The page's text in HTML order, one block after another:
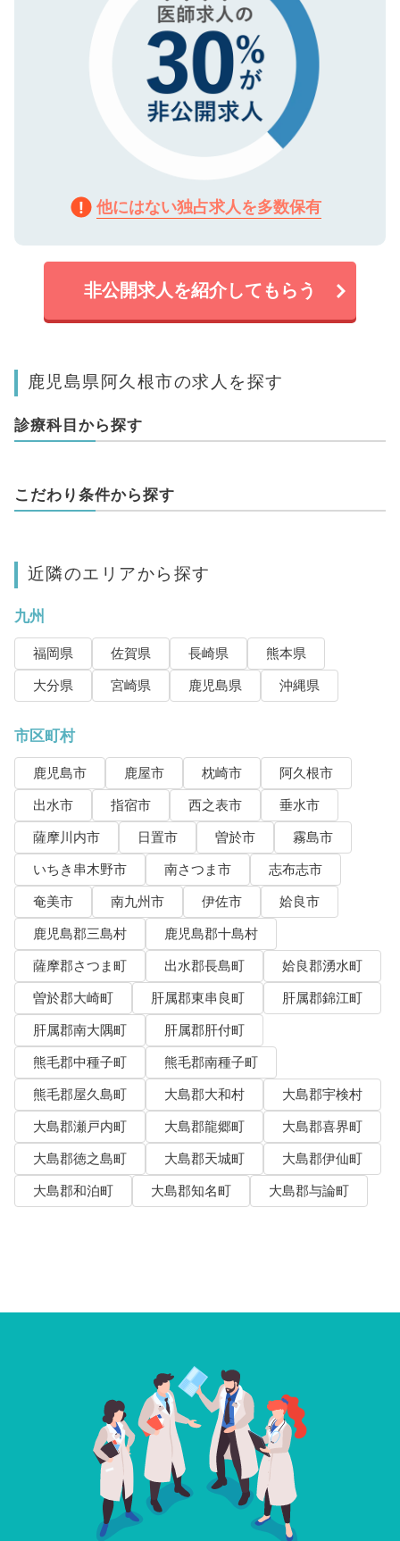
他にはない独占求人を多数保有
非公開求人を紹介してもらう
鹿児島県阿久根市の求人を探す
診療科目から探す
こだわり条件から探す
近隣のエリアから探す
九州
福岡県 佐賀県 長崎県
熊本県
大分県
宮崎県 鹿児島県 沖縄県
市区町村
鹿児島市 鹿屋市 枕崎市
阿久根市
出水市
指宿市 西之表市
垂水市
薩摩川内市
日置市 曽於市
霧島市
いちき串木野市
南さつま市
志布志市
奄美市
南九州市 伊佐市
姶良市
鹿児島郡三島村
鹿児島郡十島村
薩摩郡さつま町
出水郡長島町
姶良郡湧水町
曽於郡大崎町
肝属郡東串良町
肝属郡錦江町
肝属郡南大隅町
肝属郡肝付町
熊毛郡中種子町
熊毛郡南種子町
熊毛郡屋久島町
大島郡大和村
大島郡宇検村
大島郡瀬戸内町
大島郡龍郷町
大島郡喜界町
大島郡徳之島町
大島郡天城町
大島郡伊仙町
大島郡和泊町
大島郡知名町 大島郡与論町